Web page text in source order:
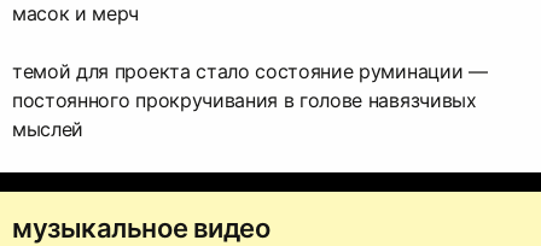
масок и мерч
темой для проекта стало состояние руминации —
постоянного прокручивания в голове навязчивых
мыслей
музыкальное видео